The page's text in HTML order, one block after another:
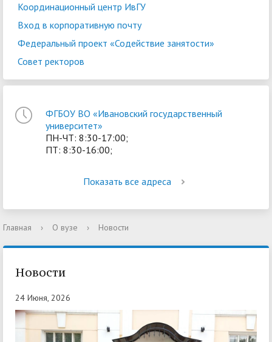
Координационный центр ИвГУ
Вход в корпоративную почту
Федеральный проект «Содействие занятости»
Совет ректоров
ФГБОУ ВО «Ивановский государственный
университет»
ПН-ЧТ: 8:30-17:00;
ПТ: 8:30-16:00;
Показать все адреса
Главная › О вузе › Новости
Новости
24 Июня, 2026